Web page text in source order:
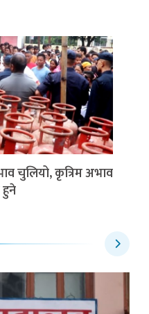
चुलियो, कृत्रिम अभाव
हुने